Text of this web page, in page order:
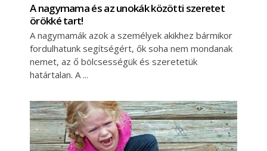
A nagymama és az unokák közötti szeretet
örökké tart!
A nagymamák azok a személyek akikhez bármikor
fordulhatunk segítségért, ők soha nem mondanak
nemet, az ő bölcsességük és szeretetük
határtalan. A